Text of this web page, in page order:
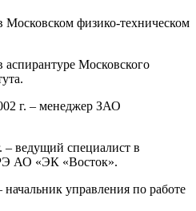
Московском физико-техническом
аспирантуре Московского
г. – менеджер ЗАО
– ведущий специалист в
АО «ЭК «Восток».
управления по работе